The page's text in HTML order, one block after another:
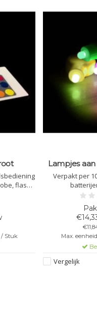
flash,
/ Stuk
Lampjes
Verpakt per
Max.
Vergelijk